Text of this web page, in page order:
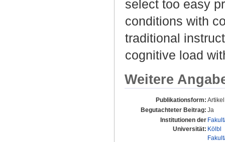
select too easy
conditions with
traditional
cognitive load
Weitere
Publikationsform:
Begutachteter Beitrag: Ja
Institutionen der
Universität: Kölbl